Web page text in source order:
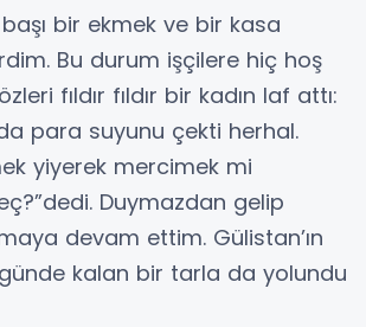
bir ekmek ve bir kasa
Bu durum işçilere hiç hoş
fıldır fıldır bir kadın laf attı:
para suyunu çekti herhal.
yiyerek mercimek mi
Duymazdan gelip
devam ettim. Gülistan’ın
kalan bir tarla da yolundu